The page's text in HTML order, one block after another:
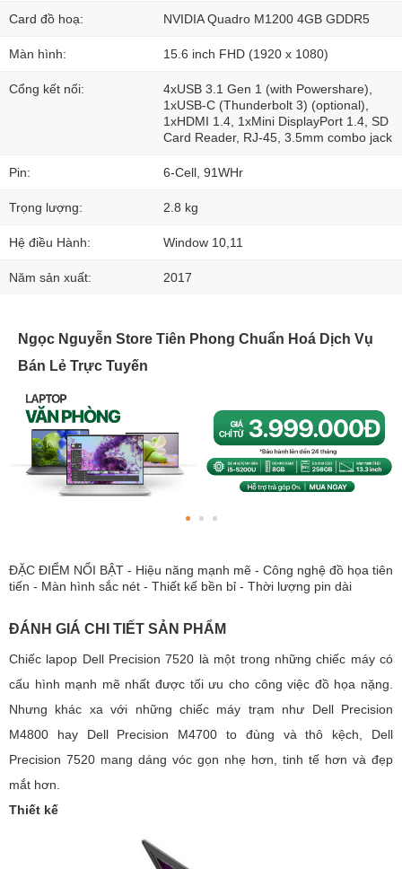
Card đồ hoạ: NVIDIA Quadro M1200 4GB GDDR5
Màn hình: 15.6 inch FHD (1920 x 1080)
Cổng kết nối:
4xUSB 3.1 Gen 1 (with Powershare),
1xUSB-C (Thunderbolt 3) (optional),
1xHDMI 1.4, 1xMini DisplayPort 1.4, SD
Card Reader, RJ-45, 3.5mm combo jack
Pin: 6-Cell, 91WHr
Trọng lượng: 2.8 kg
Hệ điều Hành: Window 10,11
Năm sản xuất: 2017
Ngọc Nguyễn Store Tiên Phong Chuẩn Hoá Dịch Vụ
Bán Lẻ Trực Tuyến
ĐẶC ĐIỂM NỔI BẬT - Hiệu năng mạnh mẽ - Công nghệ đồ họa tiên
tiến - Màn hình sắc nét - Thiết kế bền bỉ - Thời lượng pin dài
ĐÁNH GIÁ CHI TIẾT SẢN PHẨM
Chiếc lapop Dell Precision 7520 là một trong những chiếc máy có
cấu hình mạnh mẽ nhất được tối ưu cho công việc đồ họa nặng.
Nhưng khác xa với những chiếc máy trạm như Dell Precision
M4800 hay Dell Precision M4700 to đùng và thô kệch, Dell
Precision 7520 mang dáng vóc gọn nhẹ hơn, tinh tế hơn và đẹp
mắt hơn.
Thiết kế